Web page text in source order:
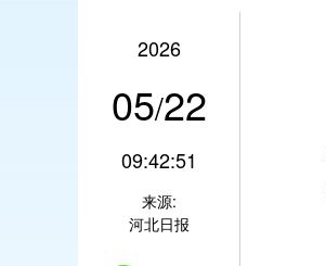
2026
05/22
09:42:51
来源:
河北日报